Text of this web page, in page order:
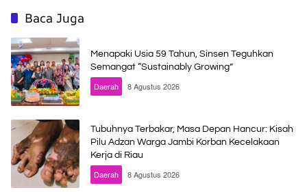
Baca Juga
Menapaki Usia 59 Tahun, Sinsen Teguhkan
Semangat “Sustainably Growing”
Daerah 8 Agustus 2026
Tubuhnya Terbakar, Masa Depan Hancur: Kisah
Pilu Adzan Warga Jambi Korban Kecelakaan
Kerja di Riau
Daerah 8 Agustus 2026